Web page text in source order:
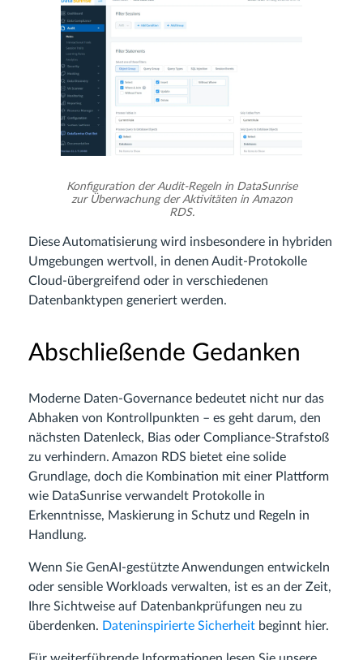
Konfiguration der Audit-Regeln in DataSunrise
zur Überwachung der Aktivitäten in Amazon
RDS.
Diese Automatisierung wird insbesondere in hybriden
Umgebungen wertvoll, in denen Audit-Protokolle
Cloud-übergreifend oder in verschiedenen
Datenbanktypen generiert werden.
Abschließende Gedanken
Moderne Daten-Governance bedeutet nicht nur das
Abhaken von Kontrollpunkten – es geht darum, den
nächsten Datenleck, Bias oder Compliance-Strafstoß
zu verhindern. Amazon RDS bietet eine solide
Grundlage, doch die Kombination mit einer Plattform
wie DataSunrise verwandelt Protokolle in
Erkenntnisse, Maskierung in Schutz und Regeln in
Handlung.
Wenn Sie GenAI-gestützte Anwendungen entwickeln
oder sensible Workloads verwalten, ist es an der Zeit,
Ihre Sichtweise auf Datenbankprüfungen neu zu
überdenken. Dateninspirierte Sicherheit beginnt hier.